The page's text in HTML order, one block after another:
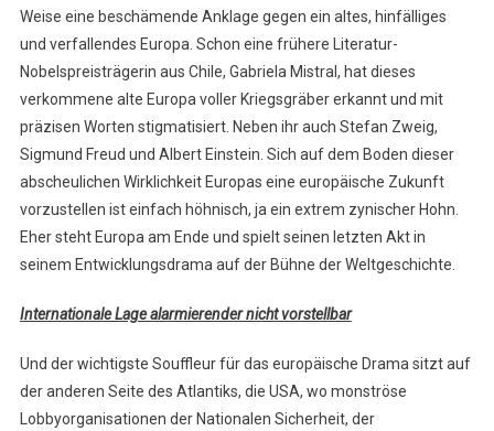
Weise eine beschämende Anklage gegen ein altes, hinfälliges
und verfallendes Europa. Schon eine frühere Literatur-
Nobelspreisträgerin aus Chile, Gabriela Mistral, hat dieses
verkommene alte Europa voller Kriegsgräber erkannt und mit
präzisen Worten stigmatisiert. Neben ihr auch Stefan Zweig,
Sigmund Freud und Albert Einstein. Sich auf dem Boden dieser
abscheulichen Wirklichkeit Europas eine europäische Zukunft
vorzustellen ist einfach höhnisch, ja ein extrem zynischer Hohn.
Eher steht Europa am Ende und spielt seinen letzten Akt in
seinem Entwicklungsdrama auf der Bühne der Weltgeschichte.
Internationale Lage alarmierender nicht vorstellbar
Und der wichtigste Souffleur für das europäische Drama sitzt auf
der anderen Seite des Atlantiks, die USA, wo monströse
Lobbyorganisationen der Nationalen Sicherheit, der